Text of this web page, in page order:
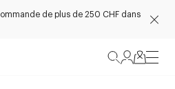
de plus de 250 CHF dans